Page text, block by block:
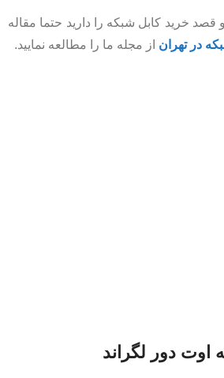
قصد خرید کابل شبکه را دارید حتما مقاله
در تهران از مجله ما را مطالعه نمایید.
اوت دور لگراند